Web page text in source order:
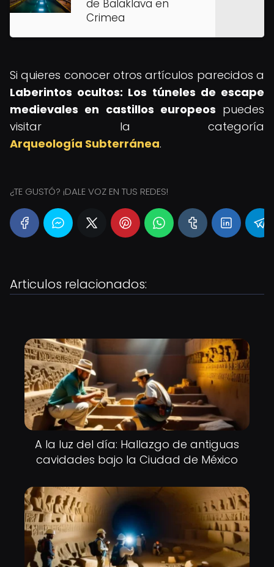
de Balaklava en
Crimea
Si quieres conocer otros artículos parecidos a
Laberintos ocultos: Los túneles de escape
medievales en castillos europeos puedes
visitar la categoría
Arqueología Subterránea.
¿TE GUSTÓ? ¡DALE VOZ EN TUS REDES!
Articulos relacionados:
A la luz del día: Hallazgo de antiguas
cavidades bajo la Ciudad de México